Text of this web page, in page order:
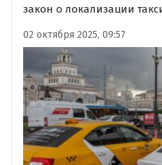
закон о локализации
рассказали в
02 октября 2025, 09:57